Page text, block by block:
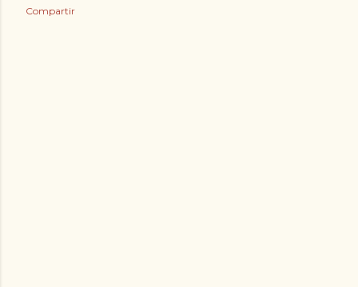
Compartir